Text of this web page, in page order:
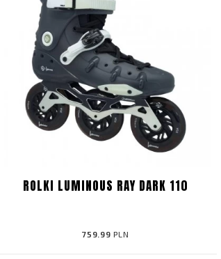
ROLKI LUMINOUS RAY DARK 110
759.99 PLN